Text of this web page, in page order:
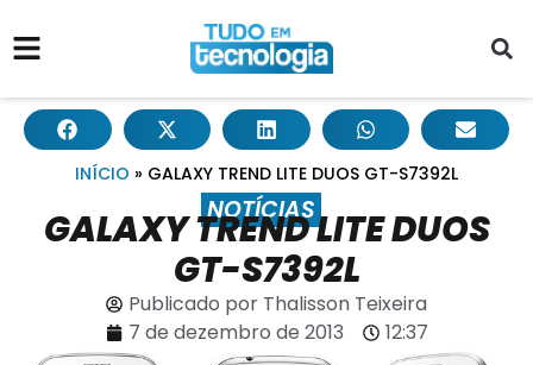
INÍCIO » GALAXY TREND LITE DUOS GT-S7392L
NOTÍCIAS
GALAXY TREND LITE DUOS
GT-S7392L
Publicado por Thalisson Teixeira
7 de dezembro de 2013
12:37